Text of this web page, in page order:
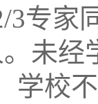
3专家
。未经
学校